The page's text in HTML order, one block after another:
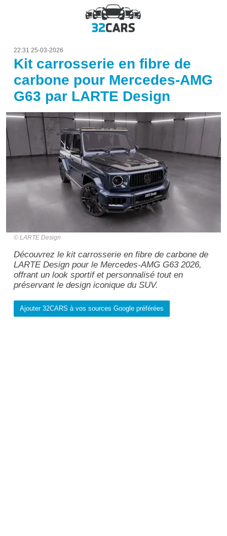
22:31 25-03-2026
Kit carrosserie en fibre de
carbone pour Mercedes-AMG
G63 par LARTE Design
LARTE Design
Découvrez le kit carrosserie en fibre de carbone de
LARTE Design pour le Mercedes-AMG G63 2026,
offrant un look sportif et personnalisé tout en
préservant le design iconique du SUV.
Ajouter 32CARS à vos sources Google préférées